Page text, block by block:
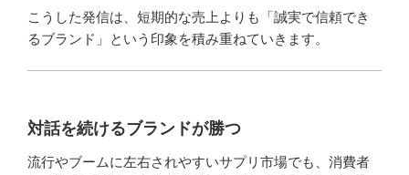
こうした発信は、短期的な売上よりも「誠実で信頼でき
るブランド」という印象を積み重ねていきます。
対話を続けるブランドが勝つ
流行やブームに左右されやすいサプリ市場でも、消費者